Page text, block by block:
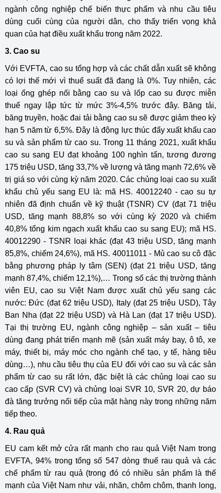
ngành công nghiệp chế biến thực phẩm và nhu cầu tiêu
dùng cuối cùng của người dân, cho thấy triển vọng khả
quan của hạt điều xuất khẩu trong năm 2022.
3. Cao su
Với EVFTA, cao su tổng hợp và các chất dẫn xuất sẽ không
có lợi thế mới vì thuế suất đã đang là 0%. Tuy nhiên, các
loại ống ghép nối bằng cao su và lốp cao su được miễn
thuế ngay lập tức từ mức 3%-4,5% trước đây. Băng tải,
băng truyền, hoặc đai tải bằng cao su sẽ được giảm theo kỳ
hạn 5 năm từ 6,5%. Đây là động lực thúc đẩy xuất khẩu cao
su và sản phẩm từ cao su. Trong 11 tháng 2021, xuất khẩu
cao su sang EU đạt khoảng 100 nghìn tấn, tương đương
175 triệu USD, tăng 33,7% về lượng và tăng mạnh 72,6% về
trị giá so với cùng kỳ năm 2020. Các chủng loại cao su xuất
khẩu chủ yếu sang EU là: mã HS. 40012240 - cao su tự
nhiên đã định chuẩn về kỹ thuật (TSNR) CV (đạt 71 triệu
USD, tăng mạnh 88,8% so với cùng kỳ 2020 và chiếm
40,8% tổng kim ngạch xuất khẩu cao su sang EU); mã HS.
40012290 - TSNR loại khác (đạt 43 triệu USD, tăng mạnh
85,8%, chiếm 24,6%), mã HS. 40011011 - Mủ cao su cô đặc
bằng phương pháp ly tâm (SEN) (đạt 21 triệu USD, tăng
mạnh 87,4%, chiếm 12,1%),… Trong số các thị trường thành
viên EU, cao su Việt Nam được xuất chủ yếu sang các
nước: Đức (đạt 62 triệu USD), Italy (đạt 25 triệu USD), Tây
Ban Nha (đạt 22 triệu USD) và Hà Lan (đạt 17 triệu USD).
Tại thị trường EU, ngành công nghiệp – sản xuất – tiêu
dùng đang phát triển mạnh mẽ (sản xuất máy bay, ô tô, xe
máy, thiết bị, máy móc cho ngành chế tạo, y tế, hàng tiêu
dùng…), nhu cầu tiêu thụ của EU đối với cao su và các sản
phẩm từ cao su rất lớn, đặc biệt là các chủng loại cao su
cao cấp (SVR CV) và chủng loại SVR 10, SVR 20, dự báo
đà tăng trưởng nối tiếp của mặt hàng này trong những năm
tiếp theo.
4. Rau quả
EU cam kết mở cửa rất mạnh cho rau quả Việt Nam trong
EVFTA, 94% trong tổng số 547 dòng thuế rau quả và các
chế phẩm từ rau quả (trong đó có nhiều sản phẩm là thế
mạnh của Việt Nam như vải, nhãn, chôm chôm, thanh long,